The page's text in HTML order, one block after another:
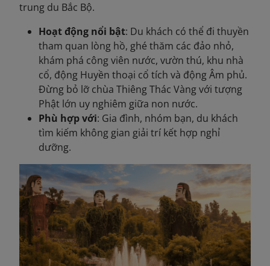
trung du Bắc Bộ.
Hoạt động nổi bật: Du khách có thể đi thuyền
tham quan lòng hồ, ghé thăm các đảo nhỏ,
khám phá công viên nước, vườn thú, khu nhà
cổ, động Huyền thoại cổ tích và động Âm phủ.
Đừng bỏ lỡ chùa Thiêng Thác Vàng với tượng
Phật lớn uy nghiêm giữa non nước.
Phù hợp với: Gia đình, nhóm bạn, du khách
tìm kiếm không gian giải trí kết hợp nghỉ
dưỡng.